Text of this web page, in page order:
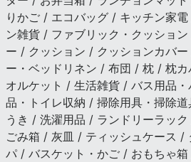
りかご / エコバッグ / キッチン家
ン雑貨 / ファブリック・クッショ
ー / クッション / クッションカバ
ー・ベッドリネン / 布団 / 枕 / 枕
オルケット / 生活雑貨 / バス用品
品・トイレ収納 / 掃除用具・掃除
うき / 洗濯用品 / ランドリーラッ
ごみ箱 / 灰皿 / ティッシュケース /
パ / バスケット・かご / おもちゃ